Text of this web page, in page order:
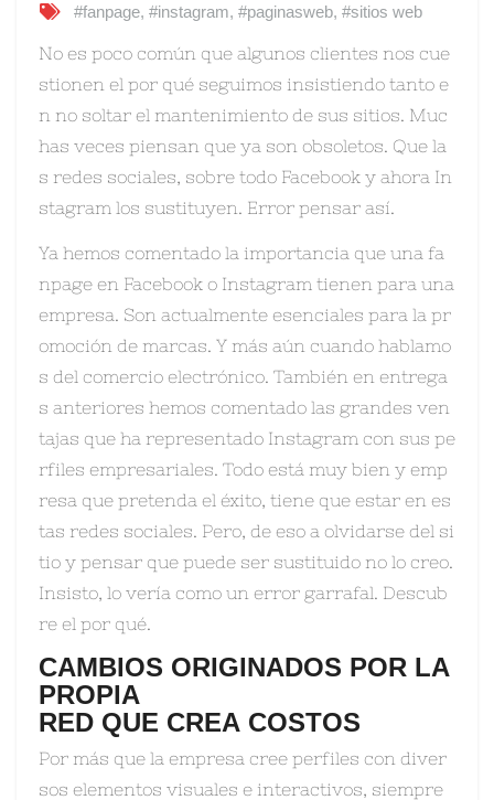
#fanpage, #instagram, #paginasweb, #sitios web
No es poco común que algunos clientes nos cue
stionen el por qué seguimos insistiendo tanto e
n no soltar el mantenimiento de sus sitios. Muc
has veces piensan que ya son obsoletos. Que la
s redes sociales, sobre todo Facebook y ahora In
stagram los sustituyen. Error pensar así.
Ya hemos comentado la importancia que una fa
npage en Facebook o Instagram tienen para una
empresa. Son actualmente esenciales para la pr
omoción de marcas. Y más aún cuando hablamo
s del comercio electrónico. También en entrega
s anteriores hemos comentado las grandes ven
tajas que ha representado Instagram con sus pe
rfiles empresariales. Todo está muy bien y emp
resa que pretenda el éxito, tiene que estar en es
tas redes sociales. Pero, de eso a olvidarse del si
tio y pensar que puede ser sustituido no lo creo.
Insisto, lo vería como un error garrafal. Descub
re el por qué.
CAMBIOS ORIGINADOS POR LA
PROPIA
RED QUE CREA COSTOS
Por más que la empresa cree perfiles con diver
sos elementos visuales e interactivos, siempre